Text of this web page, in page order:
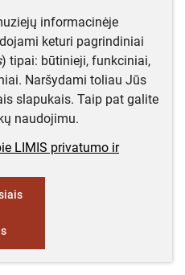
informacinėje
keturi pagrindiniai
) tipai: būtinieji, funkciniai,
Naršydami toliau Jūs
slapukais. Taip pat galite
naudojimu.
LIMIS privatumo ir